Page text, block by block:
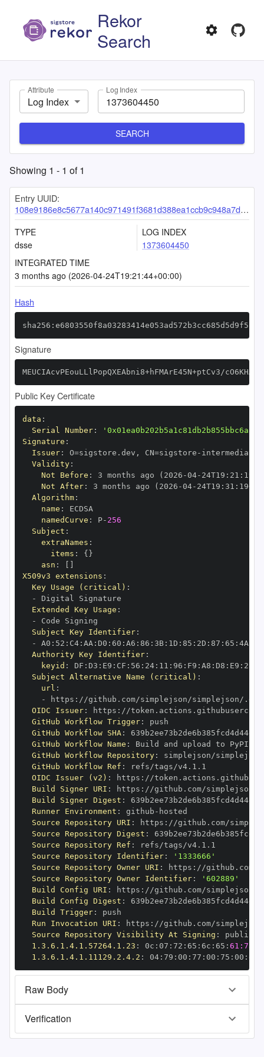
Rekor
Search
Attribute
Log Index
Log Index
SEARCH
Showing 1 - 1 of1
Entry UUID:
108e9186e8c5677a140c971491f3681d388ea1ccb9c948a7d590fbcafa846534006bdb5c4cff7cf6
TYPE
dsse
LOG INDEX
1373604450
INTEGRATED TIME
3 months ago (2026-04-24T19:21:44+00:00)
Hash
Signature
MEUCIAcvPEouLLlPopQXEAbni8+hFMArE45N+ptCv3/
Public Key Certificate
data :
Serial Number:
Signature :
Issuer: O=sigstore.dev , CN=sigstore -
Validity:
Not Before : 3 months ago (2026 -04- 24T19 : 21 :
Not After: 3 months ago (2026 -04- 24T19 : 31 : 19+00
Algorithm:
name :
namedCurve : P- 256
Subject :
extraNames :
items : { }
asn :
X509v3 extensions :
Key Usage (critical) :
-
Extended Key Usage :
-
Subject Key Identifier:
-
A0 : 52 : C4: AA : D0 : 60 : A6 : 86 : 3B: 1D : 85 : 2D : 87 : 65 : 4A
Authority Key Identifier:
keyid : DF : D3 : E9 : CF : 56 : 24: 11 : 96 : F9 : A8 : D8 : E9 : 28
Subject Alternative Name (critical) :
url :
-
https : //github.com/simplejson/simplejson/
OIDC Issuer: https :
GitHub Workflow Trigger:
GitHub Workflow SHA:
GitHub Workflow Name :
GitHub Workflow Repository:
GitHub Workflow Ref :
OIDC Issuer (v2) : https :
Build Signer URI : https : //github.com/simplejson/
Build Signer Digest :
Runner Environment : github -
Source Repository URI : https :
Source Repository Digest :
Source Repository Ref :
Source Repository Identifier:
'1333666'
Source Repository Owner URI : https :
Source Repository Owner Identifier:
'602889'
Build Config URI : https : //github.com/simplejson/
Build Config Digest :
Build Trigger:
Run Invocation URI : https :
Source Repository Visibility At Signing :
1.3.6.1.4.1.57264.1.23 : 0c : 07 : 72 : 65 : 6c : 65 :
1.3.6.1.4.1.11129.2.4.2 : 04: 79 : 00 : 77 : 00 : 75 : 00 : dd
Raw Body
Verification